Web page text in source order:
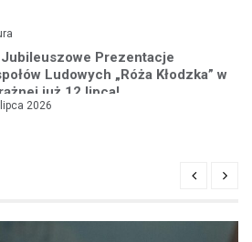
Prezentacje
Ludowych „Róża Kłodzka” w
już 12 lipca!
2026